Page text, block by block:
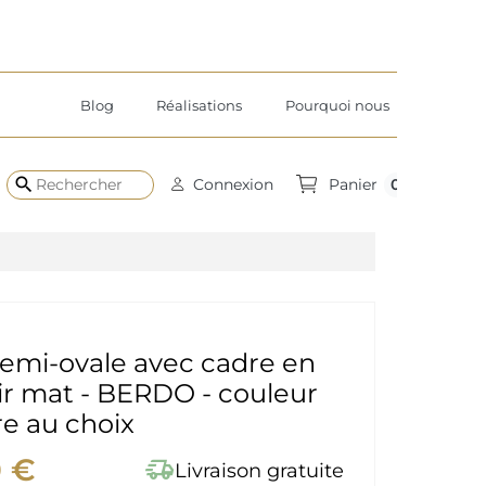
Blog Réalisations Pourquoi nous
search Connexion Panier 0
ovale avec cadre en
mat - BERDO - couleur
au choix
€ delivery_truck_speedLivraison gratuite